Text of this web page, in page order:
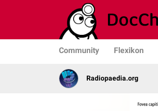
Community Flexikon
Radiopaedia.org